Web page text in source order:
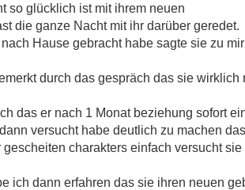
so glücklich ist mit ihrem neuen
die ganze Nacht mit ihr darüber geredet.
Hause gebracht habe sagte sie zu
durch das gespräch das sie
das er nach 1 Monat beziehung sofort
versucht habe deutlich zu machen
charakters einfach versucht
ich dann erfahren das sie ihren neuen